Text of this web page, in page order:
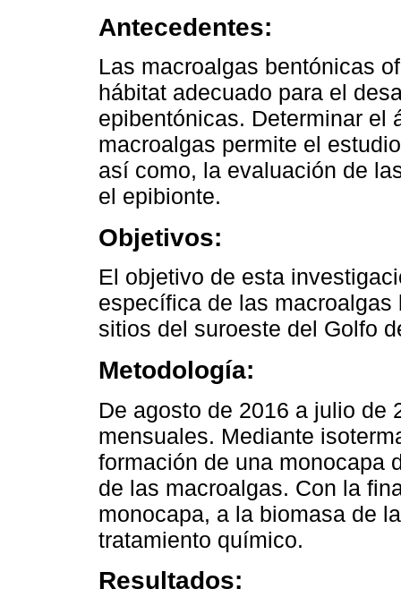
Antecedentes:
Las macroalgas bentónicas
hábitat adecuado para el
epibentónicas. Determinar el
macroalgas permite el
así como, la evaluación de
el epibionte.
Objetivos:
El objetivo de esta
específica de las
sitios del suroeste del Golfo
Metodología:
De agosto de 2016 a julio de
mensuales. Mediante
formación de una monocapa
de las macroalgas. Con la
monocapa, a la biomasa de
tratamiento químico.
Resultados: